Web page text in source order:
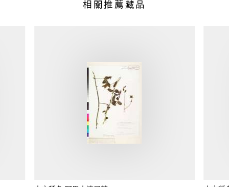
相關推薦藏品